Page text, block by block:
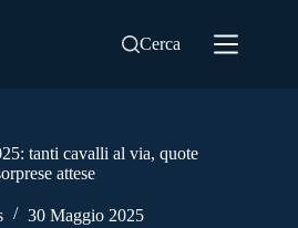
Cerca
tanti cavalli al via, quote
attese
30 Maggio 2025